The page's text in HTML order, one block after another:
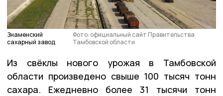
Знаменский
сахарный завод
Фото: официальный сайт Правительства
Тамбовской области
Из свёклы нового урожая в Тамбовской
области произведено свыше 100 тысяч тонн
сахара. Ежедневно более 31 тысячи тонн